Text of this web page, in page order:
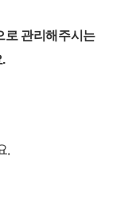
로 관리해주시는
.
.